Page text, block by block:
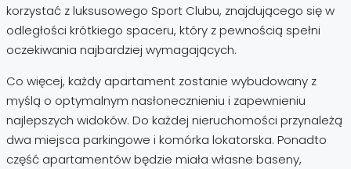
korzystać z luksusowego Sport Clubu, znajdującego się w
odległości krótkiego spaceru, który z pewnością spełni
oczekiwania najbardziej wymagających.
Co więcej, każdy apartament zostanie wybudowany z
myślą o optymalnym nasłonecznieniu i zapewnieniu
najlepszych widoków. Do każdej nieruchomości przynależą
dwa miejsca parkingowe i komórka lokatorska. Ponadto
część apartamentów będzie miała własne baseny,